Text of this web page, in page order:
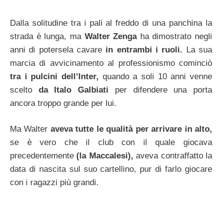
Dalla solitudine tra i pali al freddo di una panchina la
strada è lunga, ma Walter Zenga ha dimostrato negli
anni di potersela cavare in entrambi i ruoli. La sua
marcia di avvicinamento al professionismo cominciò
tra i pulcini dell’Inter, quando a soli 10 anni venne
scelto da Italo Galbiati per difendere una porta
ancora troppo grande per lui.
Ma Walter aveva tutte le qualità per arrivare in alto,
se è vero che il club con il quale giocava
precedentemente (la Maccalesi),aveva contraffatto la
data di nascita sul suo cartellino, pur di farlo giocare
con i ragazzi più grandi.